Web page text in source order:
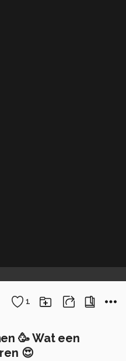
1
🥳 Wat een
😍